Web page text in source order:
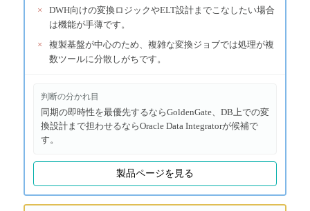
×
DWH向けの変換ロジックやELT設計までこなしたい場合
は機能が手薄です。
×
複製基盤が中心のため、複雑な変換ジョブでは処理が複
数ツールに分散しがちです。
判断の分かれ目
同期の即時性を最優先するならGoldenGate、DB上での変
換設計まで担わせるならOracle Data Integratorが候補で
す。
製品ページを見る